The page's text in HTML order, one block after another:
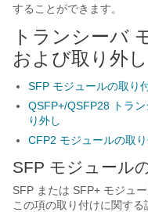
することができます。
トランシーバ
および取り外し
SFP モジュールの取り
QSFP+/QSFP28 トラ
り外し
CFP2 モジュールの取
SFP モジュール
SFP または SFP+ モジュ
この項の取り付けに関する